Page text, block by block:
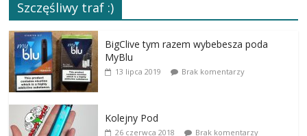
Szczęśliwy traf :)
BigClive tym razem wybebesza poda
MyBlu
13 lipca 2019 Brak komentarzy
Kolejny Pod
26 czerwca 2018 Brak komentarzy